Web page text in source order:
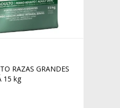
RAZAS GRANDES
15 kg